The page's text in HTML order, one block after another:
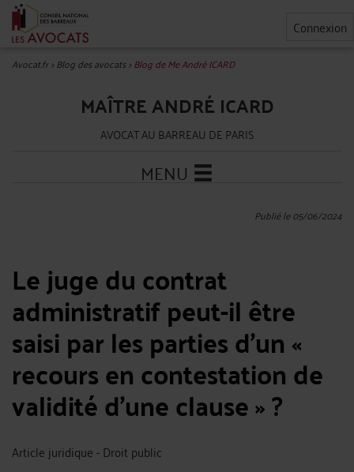
Connexion
Avocat.fr>Blog des avocats>Blog de Me André ICARD
MAÎTRE ANDRÉ ICARD
AVOCAT AU BARREAU DE PARIS
MENU
Publié le 05/06/2024
Le juge du contrat
administratif peut-il être
saisi par les parties d’un «
recours en contestation de
validité d’une clause » ?
Article juridique - Droit public